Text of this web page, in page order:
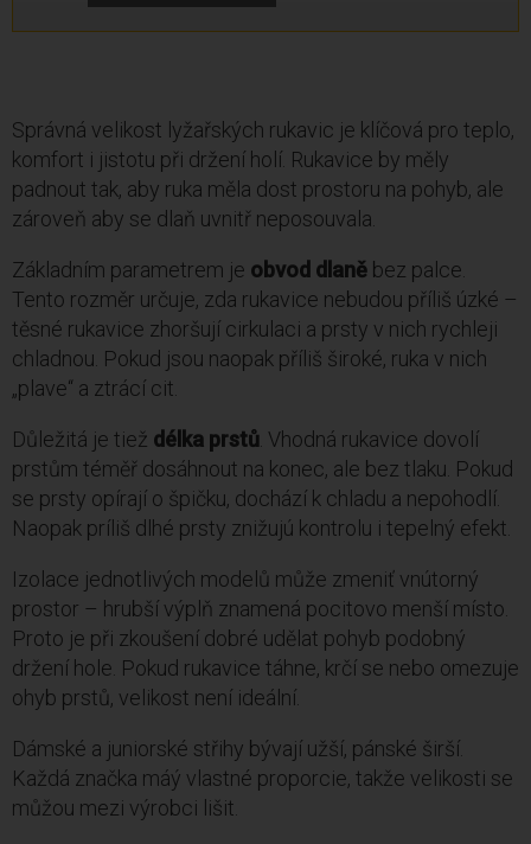
Správná velikost lyžařských rukavic je klíčová pro teplo,
komfort i jistotu při držení holí. Rukavice by měly
padnout tak, aby ruka měla dost prostoru na pohyb, ale
zároveň aby se dlaň uvnitř neposouvala.
Základním parametrem je obvod dlaně bez palce.
Tento rozměr určuje, zda rukavice nebudou příliš úzké –
těsné rukavice zhoršují cirkulaci a prsty v nich rychleji
chladnou. Pokud jsou naopak příliš široké, ruka v nich
„plave“ a ztrácí cit.
Důležitá je tiež délka prstů . Vhodná rukavice dovolí
prstům téměř dosáhnout na konec, ale bez tlaku. Pokud
se prsty opírají o špičku, dochází k chladu a nepohodlí.
Naopak príliš dlhé prsty znižujú kontrolu i tepelný efekt.
Izolace jednotlivých modelů může zmeniť vnútorný
prostor – hrubší výplň znamená pocitovo menší místo.
Proto je při zkoušení dobré udělat pohyb podobný
držení hole. Pokud rukavice táhne, krčí se nebo omezuje
ohyb prstů, velikost není ideální.
Dámské a juniorské střihy bývají užší, pánské širší.
Každá značka máý vlastné proporcie, takže velikosti se
můžou mezi výrobci lišit.